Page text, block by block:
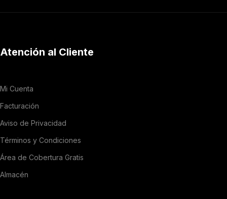
Atención al Cliente
Mi Cuenta
Facturación
Aviso de Privacidad
Términos y Condiciones
Área de Cobertura Gratis
Almacén